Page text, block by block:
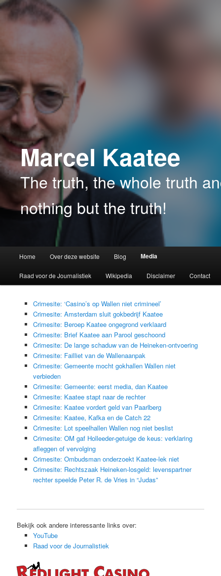
Spring
Marcel Kaatee
The truth, the whole truth
nothing but the truth!
Home Over deze website Blog Media
Raad voor de Journalistiek Wikipedia Disclaimer Contact
Crimesite: ‘Casino’s op Wallen niet crimineel’
Crimesite: Amsterdam sluit gokbedrijf Kaatee
Crimesite: Beroep Kaatee ongegrond verklaard
Crimesite: Brief Kaatee aan Parool geschoond
Crimesite: De lange schaduw van de Heineken-ontvoering
Crimesite: Failliet van de Wallenaanpak
Crimesite: Gemeente mocht gokhallen Wallen niet
verbieden
Crimesite: Gemeente: eerst media, dan Kaatee
Crimesite: Kaatee stapt naar de rechter
Crimesite: Kaatee vordert geld van Paarlberg
Crimesite: Kaatee, Kafka en de Catch 22
Crimesite: Lot speelhallen Wallen nog niet beslist
Crimesite: OM gaf Holleeder-getuige de keus: verklaring
afleggen of vervolging
Crimesite: Ombudsman onderzoekt Kaatee-lek niet
Crimesite: Rechtszaak Heineken-losgeld: levenspartner
rechter speelde Peter R. de Vries in “Judas”
Bekijk ook andere interessante links over:
YouTube
Raad voor de Journalistiek